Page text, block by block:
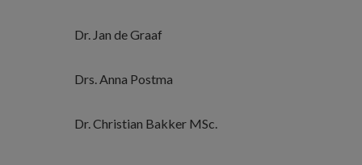
Dr. Jan de Graaf
Drs. Anna Postma
Dr. Christian Bakker MSc.